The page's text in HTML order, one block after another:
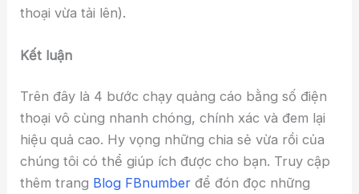
thoại vừa tải lên).
Kết luận
Trên đây là 4 bước chạy quảng cáo bằng số điện
thoại vô cùng nhanh chóng, chính xác và đem lại
hiệu quả cao. Hy vọng những chia sẻ vừa rồi của
chúng tôi có thể giúp ích được cho bạn. Truy cập
thêm trang Blog FBnumber để đón đọc những